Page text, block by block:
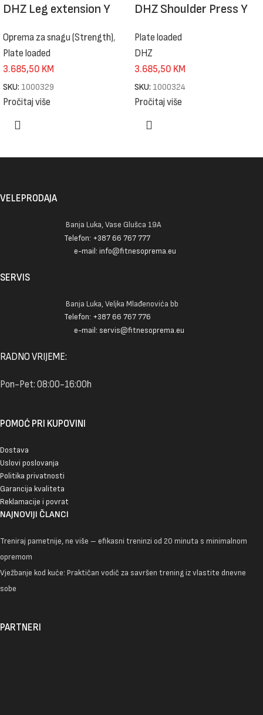
DHZ Leg extension Y
Oprema za snagu (Strength),
Plate loaded
3.685,50 KM
SKU: 1000329
Pročitaj više
DHZ Shoulder Press Y
Plate loaded
DHZ
3.685,50 KM
SKU: 1000324
Pročitaj više
VELEPRODAJA
Banja Luka, Vase Glušca 19A
Telefon: +387 66 767 777
e-mail: info@fitnesoprema.eu
SERVIS
Banja Luka, Veljka Mlađenovića bb
Telefon: +387 66 767 776
e-mail: servis@fitnesoprema.eu
RADNO VRIJEME:
Pon-Pet: 08:00-16:00h
POMOĆ PRI KUPOVINI
Dostava
Uslovi poslovanja
Politika privatnosti
Garancija kvaliteta
Reklamacije i povrat
NAJNOVIJI ČLANCI
Treniraj pametnije, ne više – efikasni treninzi od 20 minuta s minimalnom
opremom
Vježbanje kod kuće: Praktičan vodič za savršen trening iz vlastite dnevne
sobe
PARTNERI